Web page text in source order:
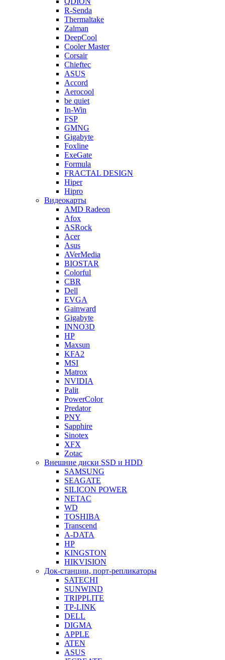
R-Senda
Thermaltake
Zalman
DeepCool
Cooler Master
Corsair
Chieftec
ASUS
Accord
Aerocool
be quiet
In-Win
FSP
GMNG
Gigabyte
Foxline
ExeGate
Formula
FRACTAL DESIGN
Hiper
Hipro
Видеокарты
AMD Radeon
Afox
ASRock
Acer
Asus
AVerMedia
BIOSTAR
Colorful
CBR
Dell
EVGA
Gainward
Gigabyte
INNO3D
HP
Maxsun
KFA2
MSI
Matrox
NVIDIA
Palit
PowerColor
Predator
PNY
Sapphire
Sinotex
XFX
Zotac
Внешние диски SSD и HDD
SAMSUNG
SEAGATE
SILICON POWER
NETAC
WD
TOSHIBA
Transcend
A-DATA
HP
KINGSTON
HIKVISION
Док-станции, порт-репликаторы
SATECHI
SUNWIND
TRIPPLITE
TP-LINK
DELL
DIGMA
APPLE
ATEN
ASUS